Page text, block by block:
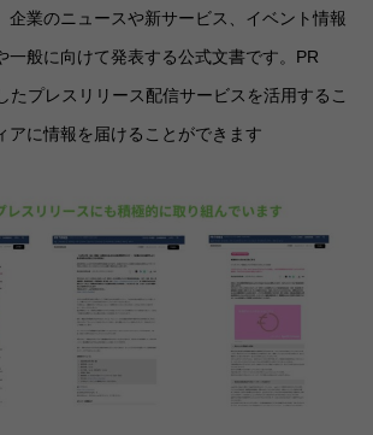
企業のニュースや新サービス、イベント情報
一般に向けて発表する公式文書です。PR
たプレスリリース配信サービスを活用するこ
アに情報を届けることができます